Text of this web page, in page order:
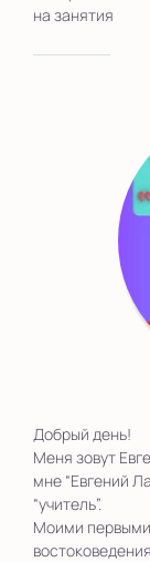
на занятия
Добрый день!
Меня зовут
мне “Евгений
“учитель”.
Моими